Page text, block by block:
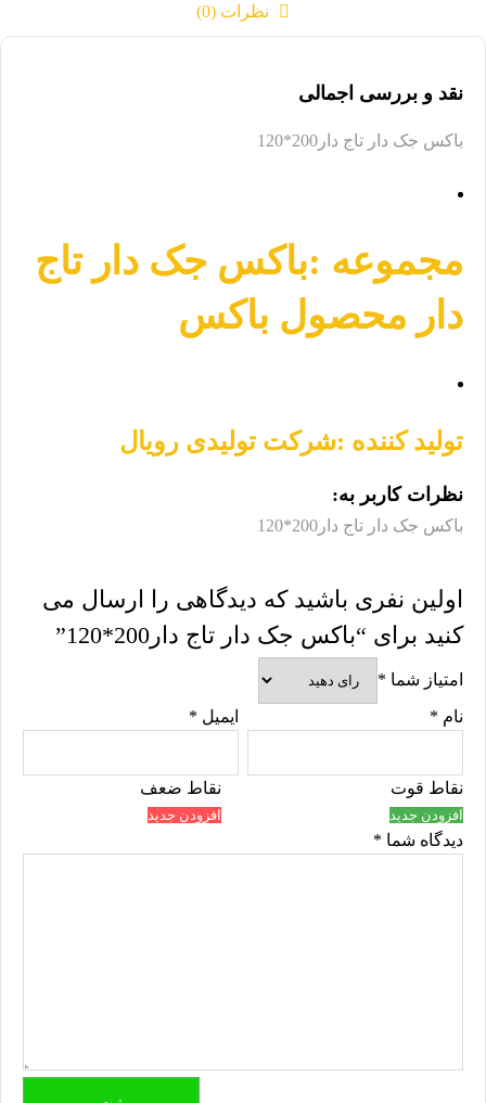
نظرات (0)
نقد و بررسی اجمالی
باکس جک دار تاج دار200*120
مجموعه :باکس جک دار تاج
دار محصول باکس
تولید کننده :شرکت تولیدی رویال
نظرات کاربر به:
باکس جک دار تاج دار200*120
اولین نفری باشید که دیدگاهی را ارسال می
کنید برای “باکس جک دار تاج دار200*120”
امتیاز شما *
دیدگاه شما *
نقاط قوت
افزودن جدید
نقاط ضعف
افزودن جدید
نام * ایمیل *